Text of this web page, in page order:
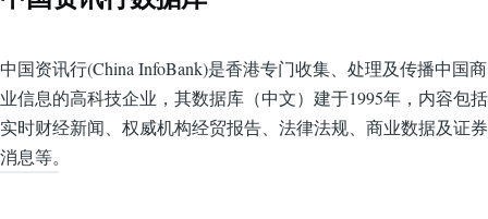
中国资讯行(China InfoBank)是香港专门收集、处理及传播中国商
业信息的高科技企业，其数据库（中文）建于1995年，内容包括
实时财经新闻、权威机构经贸报告、法律法规、商业数据及证券
消息等。